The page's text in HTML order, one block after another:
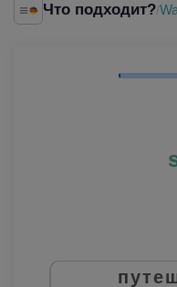
Что подходит?/